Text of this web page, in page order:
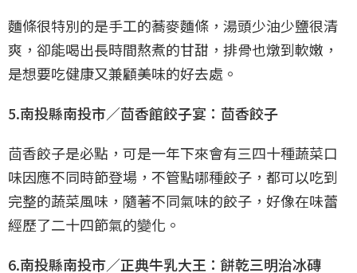
麵條很特別的是手工的蕎麥麵條，湯頭少油少鹽很清
爽，卻能喝出長時間熬煮的甘甜，排骨也燉到軟嫩，
是想要吃健康又兼顧美味的好去處。
5.南投縣南投市／茴香館餃子宴：茴香餃子
茴香餃子是必點，可是一年下來會有三四十種蔬菜口
味因應不同時節登場，不管點哪種餃子，都可以吃到
完整的蔬菜風味，隨著不同氣味的餃子，好像在味蕾
經歷了二十四節氣的變化。
6.南投縣南投市／正典牛乳大王：餅乾三明治冰磚